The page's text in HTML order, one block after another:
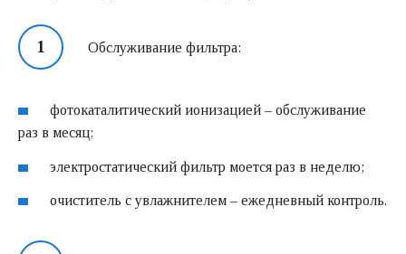
Обслуживание фильтра:
фотокаталитический ионизацией – обслуживание
раз в месяц;
электростатический фильтр моется раз в неделю;
очиститель с увлажнителем – ежедневный контроль.